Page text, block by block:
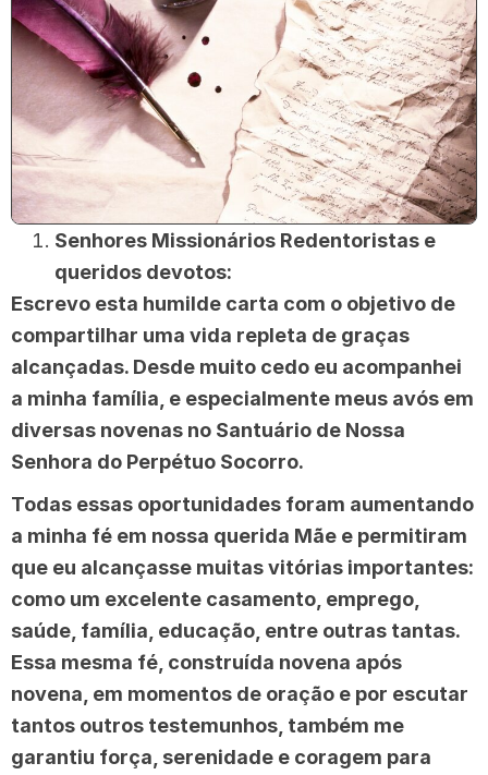
Senhores Missionários Redentoristas e
queridos devotos:
Escrevo esta humilde carta com o objetivo de
compartilhar uma vida repleta de graças
alcançadas. Desde muito cedo eu acompanhei
a minha família, e especialmente meus avós em
diversas novenas no Santuário de Nossa
Senhora do Perpétuo Socorro.
Todas essas oportunidades foram aumentando
a minha fé em nossa querida Mãe e permitiram
que eu alcançasse muitas vitórias importantes:
como um excelente casamento, emprego,
saúde, família, educação, entre outras tantas.
Essa mesma fé, construída novena após
novena, em momentos de oração e por escutar
tantos outros testemunhos, também me
garantiu força, serenidade e coragem para